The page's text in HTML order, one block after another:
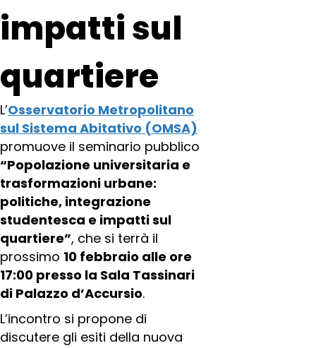
impatti sul
quartiere
L’Osservatorio Metropolitano
sul Sistema Abitativo (OMSA)
promuove il seminario pubblico
“Popolazione universitaria e
trasformazioni urbane:
politiche, integrazione
studentesca e impatti sul
quartiere”, che si terrà il
prossimo 10 febbraio alle ore
17:00 presso la Sala Tassinari
di Palazzo d’Accursio.
L’incontro si propone di
discutere gli esiti della nuova